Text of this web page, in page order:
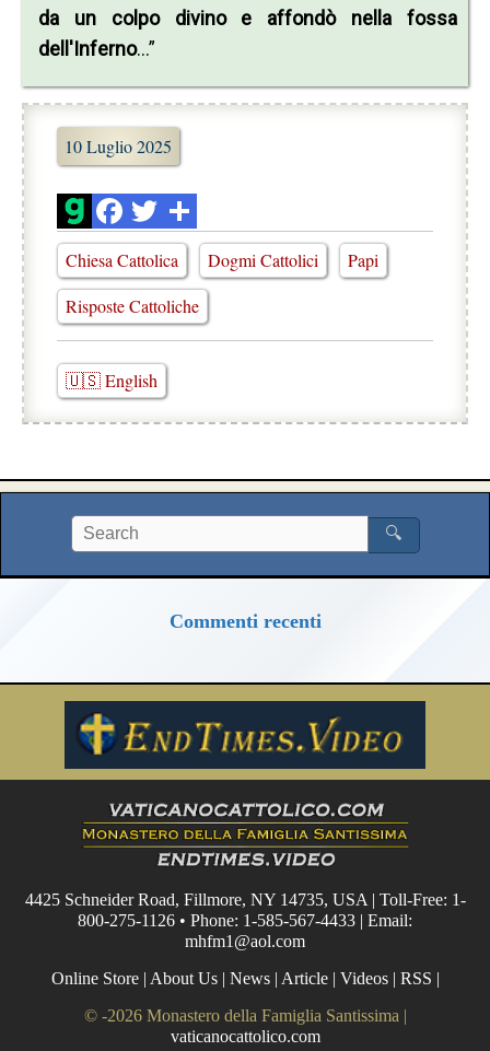
da un colpo divino e affondò nella fossa
dell'Inferno…”
10 Luglio 2025
Chiesa Cattolica Dogmi Cattolici
Papi
Risposte Cattoliche
🇺🇸 English
🔍
Commenti recenti
4425 Schneider Road, Fillmore, NY 14735, USA | Toll-Free: 1-
800-275-1126 • Phone: 1-585-567-4433 | Email:
mhfm1@aol.com
Online Store| About Us| News| Article| Videos| RSS |
© -2026 Monastero della Famiglia Santissima |
vaticanocattolico.com